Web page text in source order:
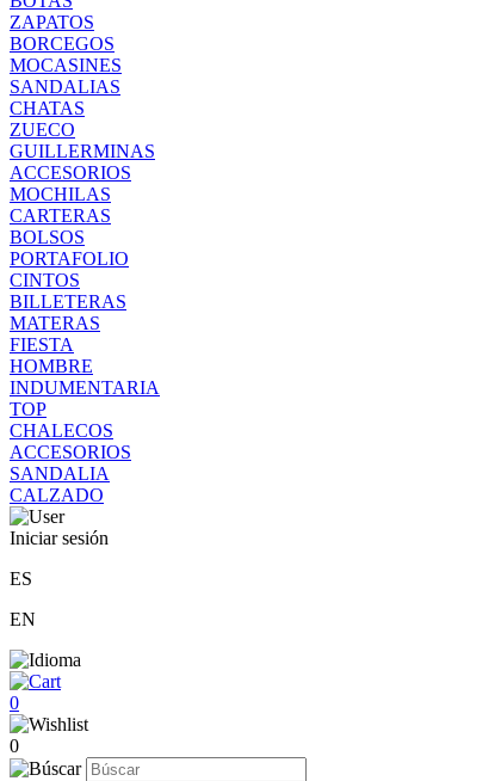
ZAPATOS
BORCEGOS
MOCASINES
SANDALIAS
CHATAS
ZUECO
GUILLERMINAS
ACCESORIOS
MOCHILAS
CARTERAS
BOLSOS
PORTAFOLIO
CINTOS
BILLETERAS
MATERAS
FIESTA
HOMBRE
INDUMENTARIA
TOP
CHALECOS
ACCESORIOS
SANDALIA
CALZADO
Iniciar sesión
ES
EN
0
0